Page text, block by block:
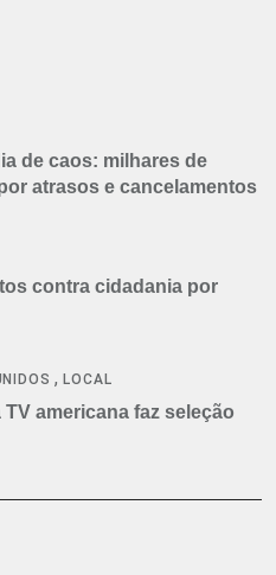
de caos: milhares de
atrasos e cancelamentos
contra cidadania por
,LOCAL
americana faz seleção